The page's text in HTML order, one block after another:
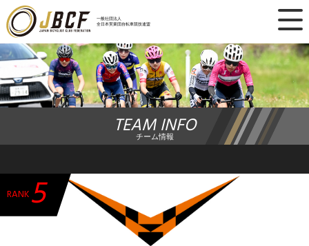
一般社団法人
全日本実業団自転車競技連盟
×
ニュース
レース日程
ランキング
チーム・選手
競技ガイド
TEAM INFO
チーム情報
RANK5